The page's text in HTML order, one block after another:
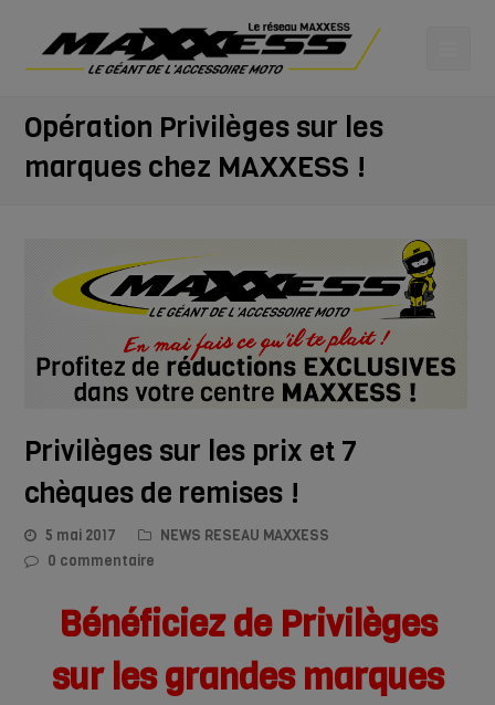
Opération Privilèges sur les
marques chez MAXXESS !
Privilèges sur les prix et 7
chèques de remises !
5 mai 2017
NEWS RESEAU MAXXESS
0 commentaire
Bénéficiez de Privilèges
sur les grandes marques